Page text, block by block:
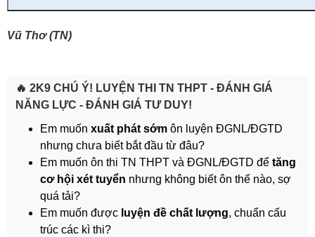
Vũ Thơ (TN)
🔥 2K9 CHÚ Ý! LUYỆN THI TN THPT - ĐÁNH GIÁ
NĂNG LỰC - ĐÁNH GIÁ TƯ DUY!
Em muốn xuất phát sớm ôn luyện ĐGNL/ĐGTD
nhưng chưa biết bắt đầu từ đâu?
Em muốn ôn thi TN THPT và ĐGNL/ĐGTD để tăng
cơ hội xét tuyển nhưng không biết ôn thế nào, sợ
quá tải?
Em muốn được luyện đề chất lượng, chuẩn cấu
trúc các kì thi?